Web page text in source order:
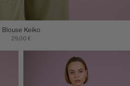
Blouse Keiko
29,00 €